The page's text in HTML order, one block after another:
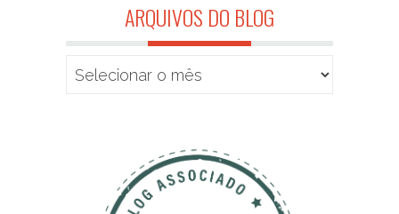
ARQUIVOS DO BLOG